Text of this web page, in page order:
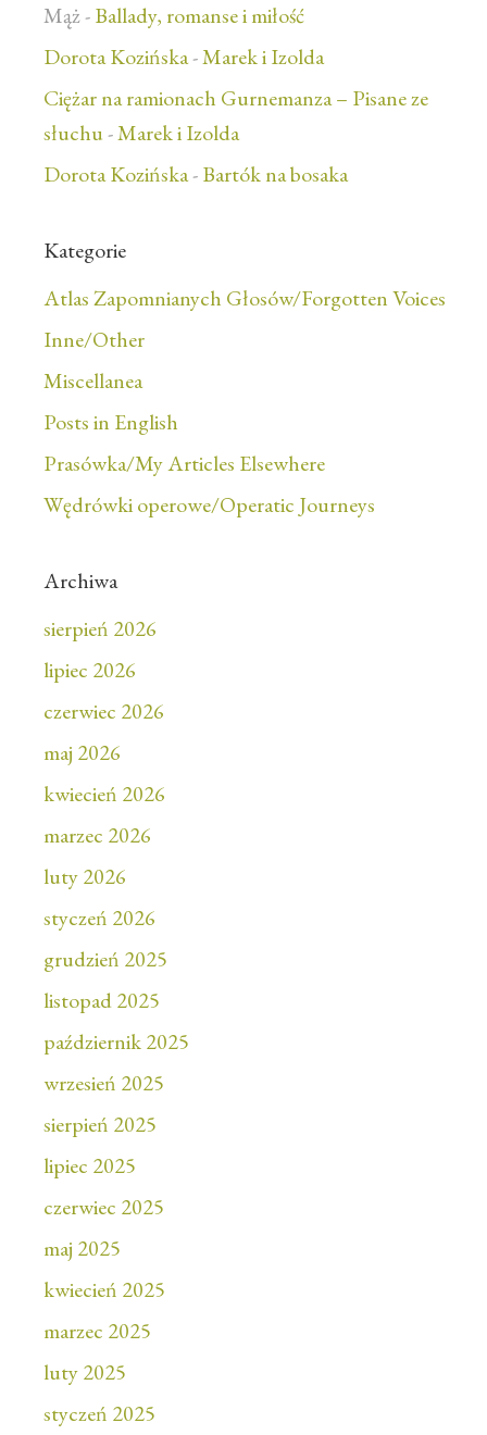
Mąż-Ballady, romanse i miłość
Dorota Kozińska-Marek i Izolda
Ciężar na ramionach Gurnemanza – Pisane ze
słuchu-Marek i Izolda
Dorota Kozińska-Bartók na bosaka
Kategorie
Atlas Zapomnianych Głosów/Forgotten Voices
Inne/Other
Miscellanea
Posts in English
Prasówka/My Articles Elsewhere
Wędrówki operowe/Operatic Journeys
Archiwa
sierpień 2026
lipiec 2026
czerwiec 2026
maj 2026
kwiecień 2026
marzec 2026
luty 2026
styczeń 2026
grudzień 2025
listopad 2025
październik 2025
wrzesień 2025
sierpień 2025
lipiec 2025
czerwiec 2025
maj 2025
kwiecień 2025
marzec 2025
luty 2025
styczeń 2025